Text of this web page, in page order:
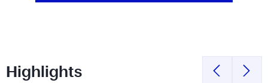
Highlights